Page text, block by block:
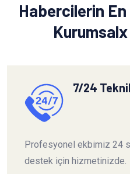
Habercilerin En
7/24
Profesyonel ekbimiz 24
destek için hizmetinizde.